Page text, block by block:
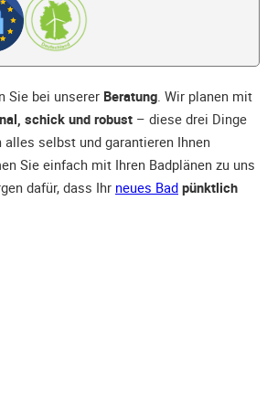
Sie bei unserer Beratung. Wir planen mit
schick und robust – diese drei Dinge
selbst und garantieren Ihnen
Sie einfach mit Ihren Badplänen zu uns
dafür, dass Ihr neues Bad pünktlich